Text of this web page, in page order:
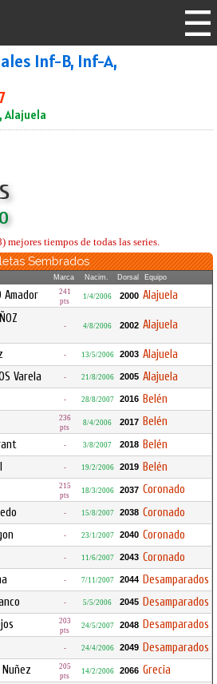
Inf-B, Inf-A,
tiempos de todas las series.
Sembrados
Marca Nacim. Dorsal Equipo
Amador
241
pts
1/4/2006 2000 Alajuela
- 4/8/2006 2002 Alajuela
- 13/5/2006 2003 Alajuela
Varela - 21/8/2006 2005 Alajuela
- 28/8/2007 2016 Belén
236
pts
8/4/2006 2017 Belén
- 3/8/2007 2018 Belén
- 19/2/2006 2019 Belén
215
pts
18/3/2006 2037 Coronado
- 15/8/2007 2038 Coronado
- 23/1/2007 2040 Coronado
- 11/6/2007 2043 Coronado
- 7/11/2007 2044 Desamparados
- 5/5/2006 2045 Desamparados
203
pts
24/5/2007 2048 Desamparados
- 24/4/2006 2049 Desamparados
205
pts
14/2/2006 2066 Grecia